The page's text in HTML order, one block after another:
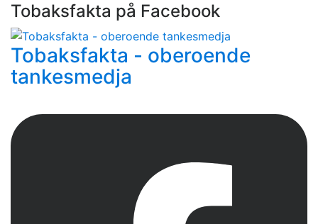
Tobaksfakta på Facebook
Tobaksfakta - oberoende
tankesmedja